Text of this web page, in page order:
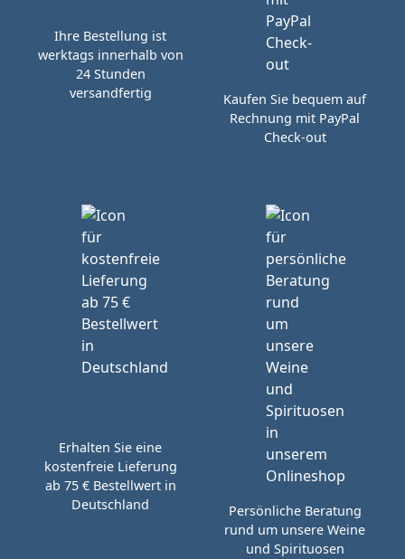
Ihre Bestellung ist
werktags innerhalb von
24 Stunden
versandfertig
Kaufen Sie bequem auf
Rechnung mit PayPal
Check-out
Erhalten Sie eine
kostenfreie Lieferung
ab 75 € Bestellwert in
Deutschland
Persönliche Beratung
rund um unsere Weine
und Spirituosen